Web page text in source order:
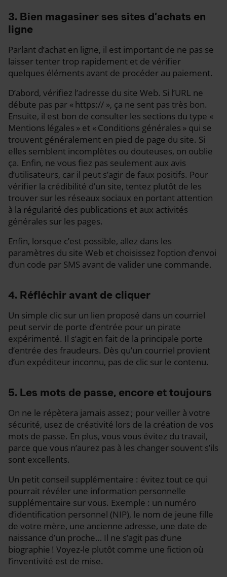
3. Bien magasiner ses sites d’achats en
ligne
Parlant d’achat en ligne, il est important de ne pas se
laisser tenter trop rapidement et de vérifier
quelques éléments avant de procéder au paiement.
D’abord, vérifiez l’adresse du site Web. Si l’URL ne
débute pas par « https:// », ça ne sent pas très bon.
Ensuite, il est bon de consulter les sections du type «
Mentions légales » et « Conditions générales » qui se
trouvent généralement en pied de page du site. Si
elles semblent incomplètes ou douteuses, on oublie
ça. Enfin, ne vous fiez pas seulement aux avis
d’utilisateurs, car il peut s’agir de faux positifs. Pour
vérifier la crédibilité d’un site, tentez plutôt de les
trouver sur les réseaux sociaux en portant attention
à la régularité des publications et aux activités
générales sur les pages.
Enfin, lorsque c’est possible, allez dans les
paramètres du site Web et choisissez l’option d’envoi
d’un code par SMS avant de valider une commande.
4. Réfléchir avant de cliquer
Un simple clic sur un lien proposé dans un courriel
peut servir de porte d’entrée pour un pirate
expérimenté. Il s’agit en fait de la principale porte
d’entrée des fraudeurs. Dès qu’un courriel provient
d’un expéditeur inconnu, pas de clic sur le contenu.
5. Les mots de passe, encore et toujours
On ne le répètera jamais assez ; pour veiller à votre
sécurité, usez de créativité lors de la création de vos
mots de passe. En plus, vous vous évitez du travail,
parce que vous n’aurez pas à les changer souvent s’ils
sont excellents.
Un petit conseil supplémentaire : évitez tout ce qui
pourrait révéler une information personnelle
supplémentaire sur vous. Exemple : un numéro
d’identification personnel (NIP), le nom de jeune fille
de votre mère, une ancienne adresse, une date de
naissance d’un proche… Il ne s’agit pas d’une
biographie ! Voyez-le plutôt comme une fiction où
l’inventivité est de mise.